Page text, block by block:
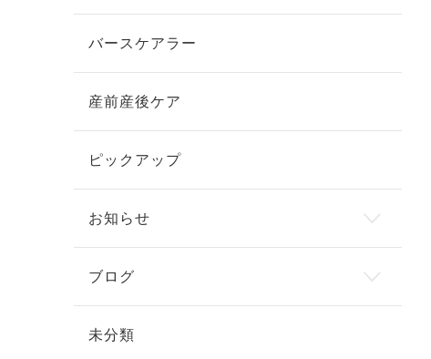
バースケアラー
産前産後ケア
ピックアップ
お知らせ
ブログ
未分類